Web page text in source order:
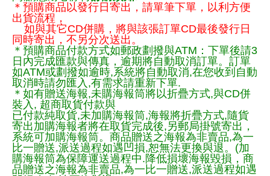
＊預購商品以發行日寄出，請單筆下單，以利方便
出貨流程，
如與其它CD併購，將與該張訂單CD最後發行日
同時寄出，不另分次送出。
＊預購商品付款方式如郵政劃撥與ATM：下單後請3
日內完成匯款與傳真，逾期將自動取消訂單。訂單
如ATM或劃撥如逾時,系統將自動取消,在您收到自動
取消時請勿匯入,有需求請重新下單.
＊如有贈送海報,未購海報筒將以折疊方式,與CD併
裝入, 超商取貨付款與
已付款純取貨,未加購海報筒,海報將折疊方式,隨貨
寄出加購海報者將在取貨完成後,另郵局掛號寄出，
系統可加購海報筒。商品贈送之海報為非賣品,為一
比一贈送,派送過程如遇凹損,恕無法更換與退。(加
購海報筒為保障運送過程中.降低損壞海報毀損，商
品贈送之海報為非賣品,為一比一贈送,派送過程如遇